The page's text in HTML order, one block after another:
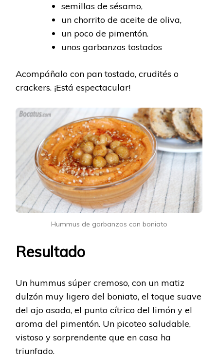
semillas de sésamo,
un chorrito de aceite de oliva,
un poco de pimentón.
unos garbanzos tostados
Acompáñalo con pan tostado, crudités o
crackers. ¡Está espectacular!
Hummus de garbanzos con boniato
Resultado
Un hummus súper cremoso, con un matiz
dulzón muy ligero del boniato, el toque suave
del ajo asado, el punto cítrico del limón y el
aroma del pimentón. Un picoteo saludable,
vistoso y sorprendente que en casa ha
triunfado.